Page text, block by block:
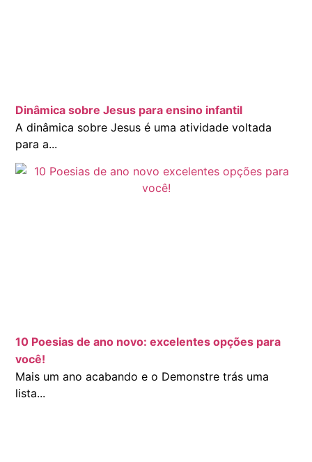
Dinâmica sobre Jesus para ensino infantil
A dinâmica sobre Jesus é uma atividade voltada
para a...
10 Poesias de ano novo: excelentes opções para
você!
Mais um ano acabando e o Demonstre trás uma
lista...